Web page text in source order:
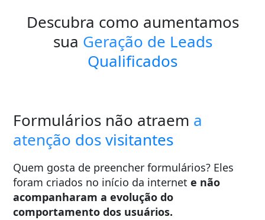
Descubra como aumentamos
sua Geração de Leads
Qualificados
Formulários não atraem a
atenção dos visitantes
Quem gosta de preencher formulários? Eles
foram criados no início da internete não
acompanharam a evolução do
comportamento dos usuários.